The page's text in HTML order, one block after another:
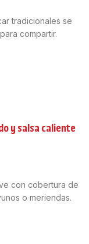
tradicionales se
compartir.
y salsa caliente
con cobertura de
o meriendas.